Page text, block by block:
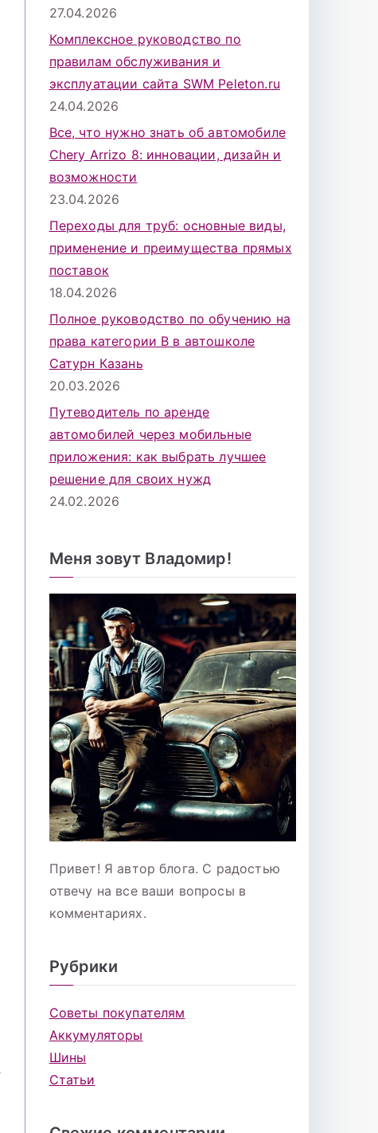
27.04.2026
Комплексное руководство по
правилам обслуживания и
эксплуатации сайта SWM Peleton.ru
24.04.2026
Все, что нужно знать об автомобиле
Chery Arrizo 8: инновации, дизайн и
возможности
23.04.2026
Переходы для труб: основные виды,
применение и преимущества прямых
поставок
18.04.2026
Полное руководство по обучению на
права категории B в автошколе
Сатурн Казань
20.03.2026
Путеводитель по аренде
автомобилей через мобильные
приложения: как выбрать лучшее
решение для своих нужд
24.02.2026
Меня зовут Владомир!
Привет! Я автор блога. С радостью
отвечу на все ваши вопросы в
комментариях.
Рубрики
Советы покупателям
Аккумуляторы
Шины
Статьи